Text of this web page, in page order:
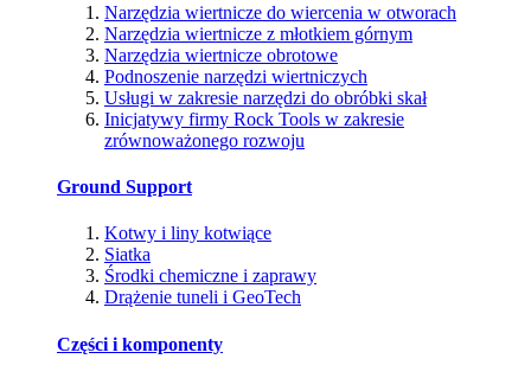
Narzędzia wiertnicze do wiercenia w otworach
Narzędzia wiertnicze z młotkiem górnym
Narzędzia wiertnicze obrotowe
Podnoszenie narzędzi wiertniczych
Usługi w zakresie narzędzi do obróbki skał
Inicjatywy firmy Rock Tools w zakresie
zrównoważonego rozwoju
Ground Support
Kotwy i liny kotwiące
Siatka
Środki chemiczne i zaprawy
Drążenie tuneli i GeoTech
Części i komponenty